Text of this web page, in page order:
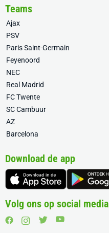
Teams
Ajax
PSV
Paris Saint-Germain
Feyenoord
NEC
Real Madrid
FC Twente
SC Cambuur
AZ
Barcelona
Download de app
Volg ons op social media